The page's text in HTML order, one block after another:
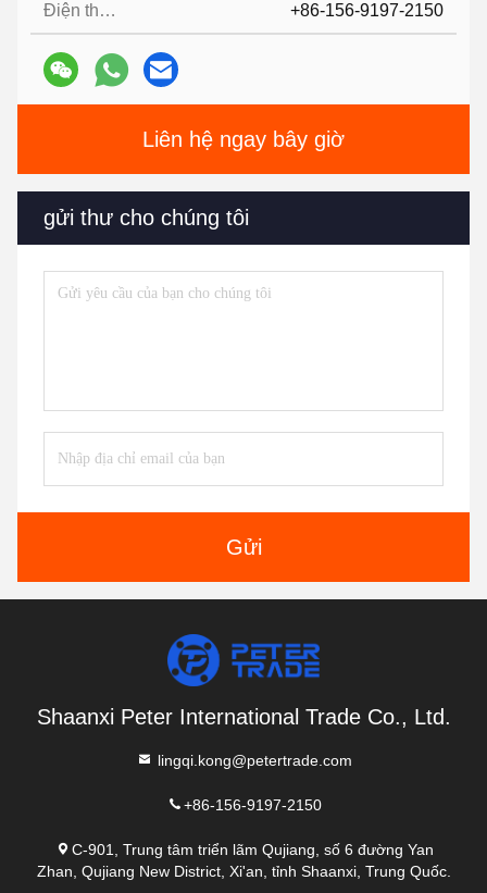
Điện thoại: +86-156-9197-2150
Liên hệ ngay bây giờ
gửi thư cho chúng tôi
Gửi
Shaanxi Peter International Trade Co., Ltd.
lingqi.kong@petertrade.com
+86-156-9197-2150
C-901, Trung tâm triển lãm Qujiang, số 6 đường Yan
Zhan, Qujiang New District, Xi'an, tỉnh Shaanxi, Trung Quốc.